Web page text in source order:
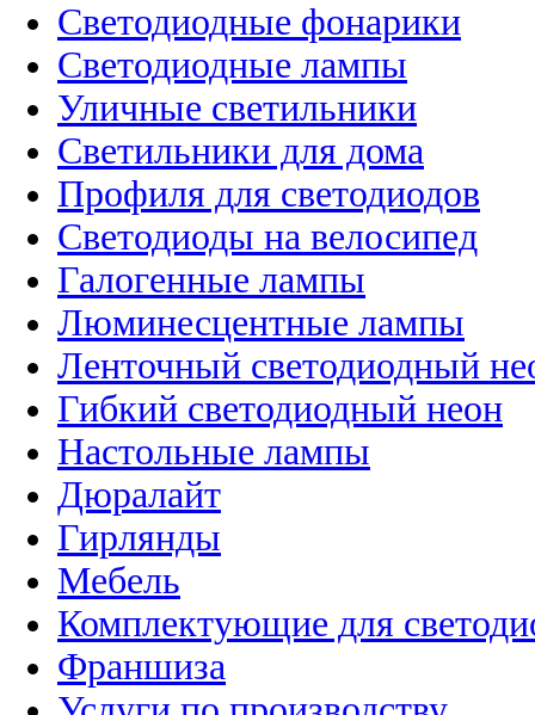
Светодиодные фонарики
Светодиодные лампы
Уличные светильники
Светильники для дома
Профиля для светодиодов
Светодиоды на велосипед
Галогенные лампы
Люминесцентные лампы
Ленточный светодиодный
Гибкий светодиодный неон
Настольные лампы
Дюралайт
Гирлянды
Мебель
Комплектующие для
Франшиза